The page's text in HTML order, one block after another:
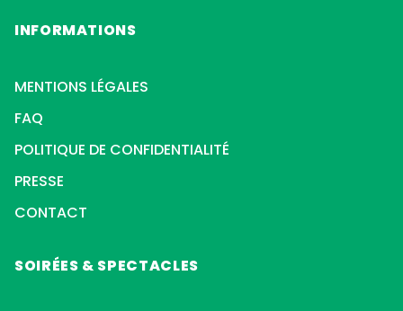
INFORMATIONS
MENTIONS LÉGALES
FAQ
POLITIQUE DE CONFIDENTIALITÉ
PRESSE
CONTACT
SOIRÉES & SPECTACLES